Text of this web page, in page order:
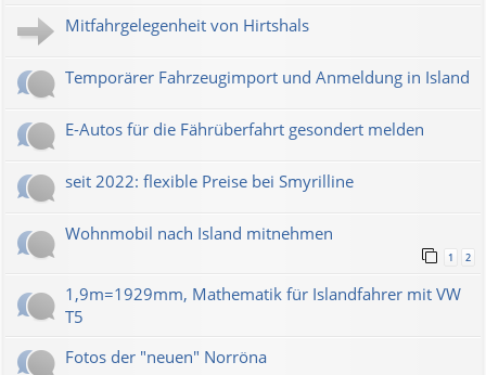
Mitfahrgelegenheit von Hirtshals
Temporärer Fahrzeugimport und Anmeldung in Island
E-Autos für die Fährüberfahrt gesondert melden
seit 2022: flexible Preise bei Smyrilline
Wohnmobil nach Island mitnehmen
1 2
1,9m=1929mm, Mathematik für Islandfahrer mit VW
T5
Fotos der "neuen" Norröna